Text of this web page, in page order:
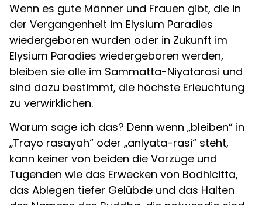
Wenn es gute Männer und Frauen gibt, die in
der Vergangenheit im Elysium Paradies
wiedergeboren wurden oder in Zukunft im
Elysium Paradies wiedergeboren werden,
bleiben sie alle im Sammatta-Niyatarasi und
sind dazu bestimmt, die höchste Erleuchtung
zu verwirklichen.
Warum sage ich das? Denn wenn „bleiben“ in
„Trayo rasayah“ oder „anIyata-rasi“ steht,
kann keiner von beiden die Vorzüge und
Tugenden wie das Erwecken von Bodhicitta,
das Ablegen tiefer Gelübde und das Halten